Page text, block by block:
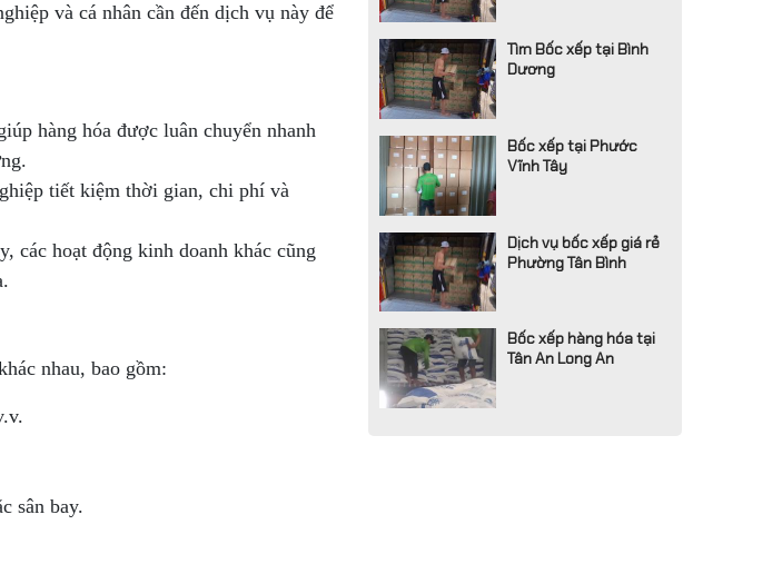
và cá nhân cần đến dịch vụ này để
hàng hóa được luân chuyển nhanh
tiết kiệm thời gian, chi phí và
các hoạt động kinh doanh khác cũng
nhau, bao gồm:
sân bay.
Tìm Bốc xếp tại Bình
Dương
Bốc xếp tại Phước
Vĩnh Tây
Dịch vụ bốc xếp giá rẻ
Phường Tân Bình
Bốc xếp hàng hóa tại
Tân An Long An